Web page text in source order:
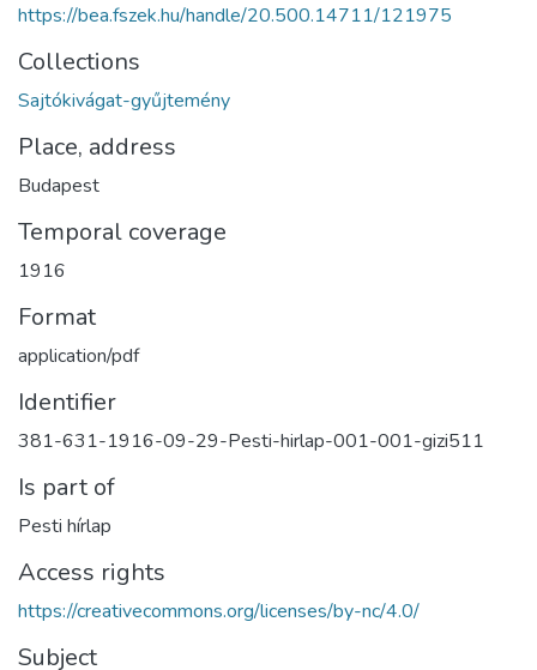
https://bea.fszek.hu/handle/20.500.14711/121975
Collections
Sajtókivágat-gyűjtemény
Place, address
Budapest
Temporal coverage
1916
Format
application/pdf
Identifier
381-631-1916-09-29-Pesti-hirlap-001-001-gizi511
Is part of
Pesti hírlap
Access rights
https://creativecommons.org/licenses/by-nc/4.0/
Subject